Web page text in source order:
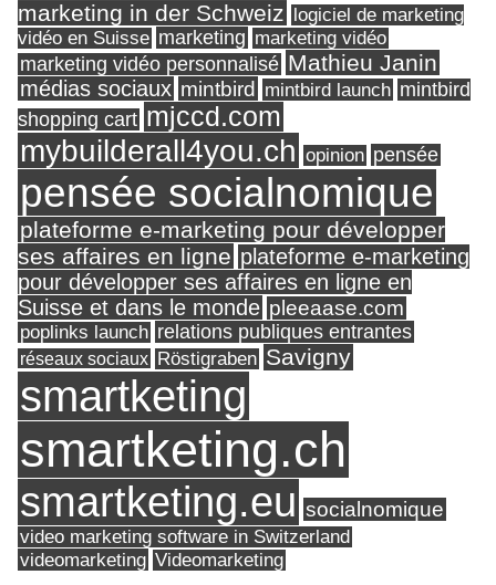
marketing in der Schweiz logiciel de marketing
vidéo en Suisse marketing marketing vidéo
marketing vidéo personnalisé Mathieu Janin
médias sociaux mintbird mintbird launch mintbird
shopping cart mjccd.com
mybuilderall4you.ch opinion pensée
pensée socialnomique
plateforme e-marketing pour développer
ses affaires en ligne plateforme e-marketing
pour développer ses affaires en ligne en
Suisse et dans le monde pleeaase.com
poplinks launch relations publiques entrantes
réseaux sociaux Röstigraben Savigny
smartketing
smartketing.ch
smartketing.eu socialnomique
video marketing software in Switzerland
videomarketing Videomarketing